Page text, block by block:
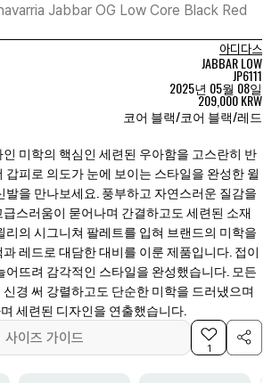
Jabbar OG Low Core Black Red
아디다스
JABBAR LOW
JP6111
2025년 05월 08일
209,000 KRW
코어 블랙/코어 블랙/레드
미학의 핵심인 세련된 우아함을 고스란히 반
갑피로 의도가 눈에 보이는 스타일을 완성한 윌
발을 만나보세요. 풍부하고 자연스러운 질감을
스러움이 묻어나며 간결하고도 세련된 소재
리의 시그니쳐 팔레트를 입혀 브랜드의 미학을
레드로 대담한 대비를 이룬 제품입니다. 접이
어뜨려 감각적인 스타일을 완성했습니다. 모든
경 써 강렬하고도 단순한 미학을 드러냈으며
세련된 디자인을 연출했습니다.
사이즈 가이드
1